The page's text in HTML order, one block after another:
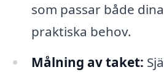
som passar både
praktiska behov.
Målning av taket: